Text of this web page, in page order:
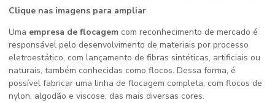
Clique nas imagens para ampliar
Uma empresa de flocagem com reconhecimento de mercado é
responsável pelo desenvolvimento de materiais por processo
eletroestático, com lançamento de fibras sintéticas, artificiais ou
naturais, também conhecidas como flocos. Dessa forma, é
possível fabricar uma linha de flocagem completa, com flocos de
nylon, algodão e viscose, das mais diversas cores.